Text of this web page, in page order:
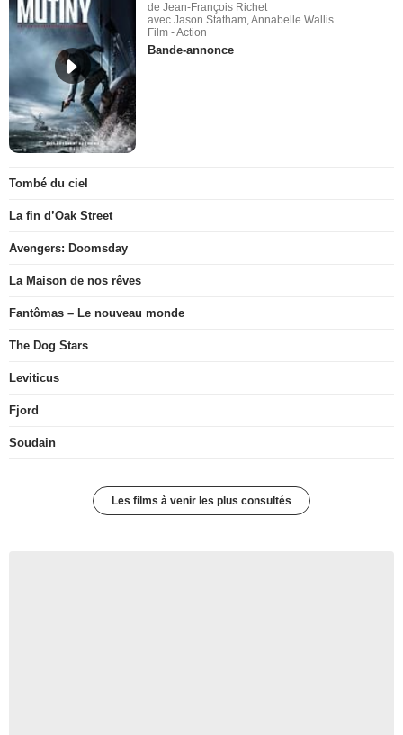
de Jean-François Richet
avec Jason Statham, Annabelle Wallis
Film - Action
Bande-annonce
Tombé du ciel
La fin d’Oak Street
Avengers: Doomsday
La Maison de nos rêves
Fantômas – Le nouveau monde
The Dog Stars
Leviticus
Fjord
Soudain
Les films à venir les plus consultés